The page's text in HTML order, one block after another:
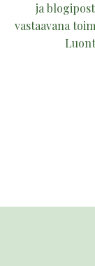
ja
vastaavana